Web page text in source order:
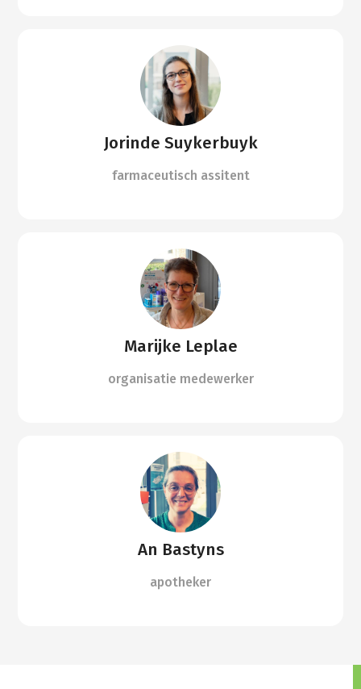
Jorinde Suykerbuyk
farmaceutisch assitent
Marijke Leplae
organisatie medewerker
An Bastyns
apotheker